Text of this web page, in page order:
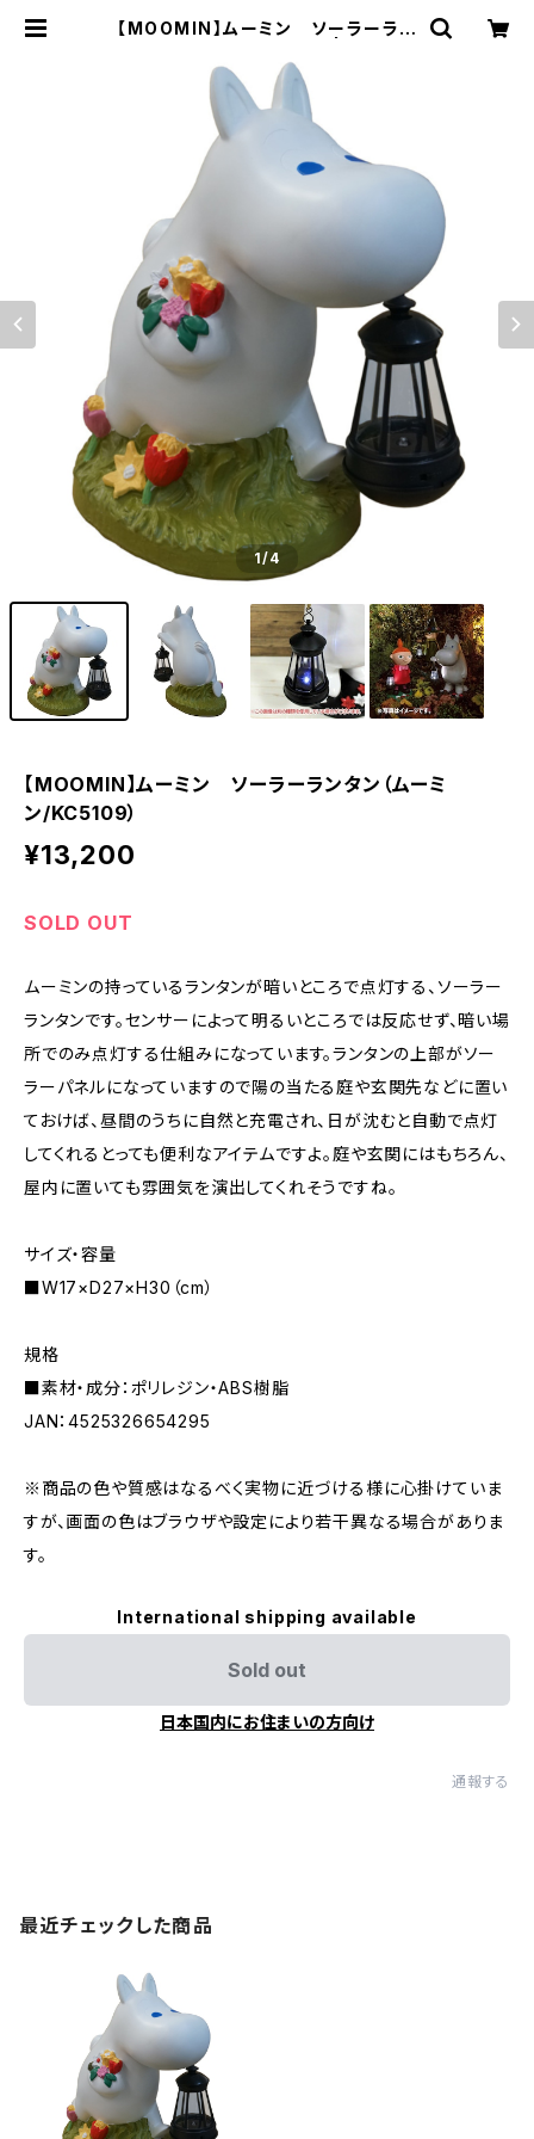
【MOOMIN】ムーミン ソーラーラン
ア雑貨moonvalley
1/4
【MOOMIN】ムーミン ソーラーランタン（ムーミ
ン/KC5109）
¥13,200
SOLD OUT
ムーミンの持っているランタンが暗いところで点灯する、ソーラー
ランタンです。センサーによって明るいところでは反応せず、暗い場
所でのみ点灯する仕組みになっています。ランタンの上部がソー
ラーパネルになっていますので陽の当たる庭や玄関先などに置い
ておけば、昼間のうちに自然と充電され、日が沈むと自動で点灯
してくれるとっても便利なアイテムですよ。庭や玄関にはもちろん、
屋内に置いても雰囲気を演出してくれそうですね。
サイズ・容量
■W17×D27×H30（cm）
規格
■素材・成分：ポリレジン・ABS樹脂
JAN：4525326654295
※商品の色や質感はなるべく実物に近づける様に心掛けていま
すが、画面の色はブラウザや設定により若干異なる場合がありま
す。
International shipping available
Sold out
日本国内にお住まいの方向け
通報する
最近チェックした商品